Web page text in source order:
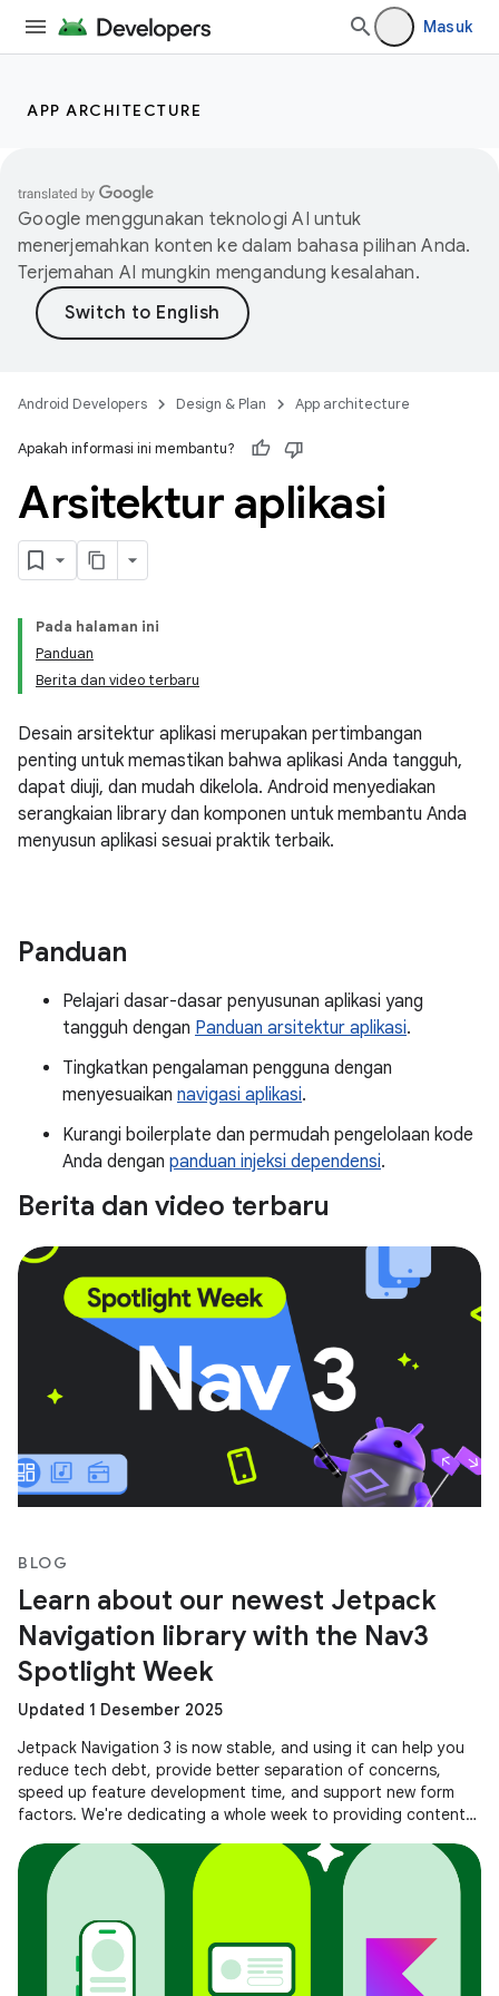
Masuk
APP ARCHITECTURE
Google menggunakan teknologi AI untuk
menerjemahkan konten ke dalam bahasa pilihan Anda.
Terjemahan AI mungkin mengandung kesalahan.
Android Developers Design & Plan App architecture
Apakah informasi ini membantu?
Arsitektur aplikasi
Pada halaman ini
Panduan
Berita dan video terbaru
Desain arsitektur aplikasi merupakan pertimbangan
penting untuk memastikan bahwa aplikasi Anda tangguh,
dapat diuji, dan mudah dikelola. Android menyediakan
serangkaian library dan komponen untuk membantu Anda
menyusun aplikasi sesuai praktik terbaik.
Panduan
Pelajari dasar-dasar penyusunan aplikasi yang
tangguh dengan Panduan arsitektur aplikasi.
Tingkatkan pengalaman pengguna dengan
menyesuaikan navigasi aplikasi.
Kurangi boilerplate dan permudah pengelolaan kode
Anda dengan panduan injeksi dependensi.
Berita dan video terbaru
BLOG
Learn about our newest Jetpack
Navigation library with the Nav3
Spotlight Week
Updated 1 Desember 2025
Jetpack Navigation 3 is now stable, and using it can help you
reduce tech debt, provide better separation of concerns,
speed up feature development time, and support new form
factors. We're dedicating a whole week to providing content